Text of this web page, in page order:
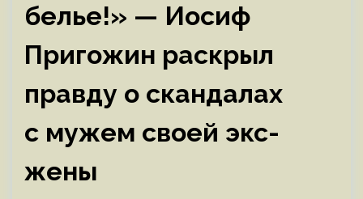
белье!» — Иосиф
Пригожин раскрыл
правду о скандалах
с мужем своей экс-
жены